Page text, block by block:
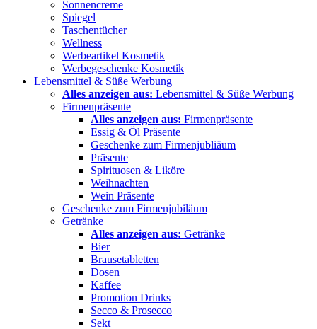
Sonnencreme
Spiegel
Taschentücher
Wellness
Werbeartikel Kosmetik
Werbegeschenke Kosmetik
Lebensmittel & Süße Werbung
Alles anzeigen aus: Lebensmittel & Süße Werbung
Firmenpräsente
Alles anzeigen aus: Firmenpräsente
Essig & Öl Präsente
Geschenke zum Firmenjubliäum
Präsente
Spirituosen & Liköre
Weihnachten
Wein Präsente
Geschenke zum Firmenjubiläum
Getränke
Alles anzeigen aus: Getränke
Bier
Brausetabletten
Dosen
Kaffee
Promotion Drinks
Secco & Prosecco
Sekt